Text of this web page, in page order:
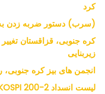
کرد
(سرب) دستور ضربه زدن به
کره جنوبی، قزاقستان
زیربنایی
انجمن های بیز کره
لیست انسداد KOSPI 200-2